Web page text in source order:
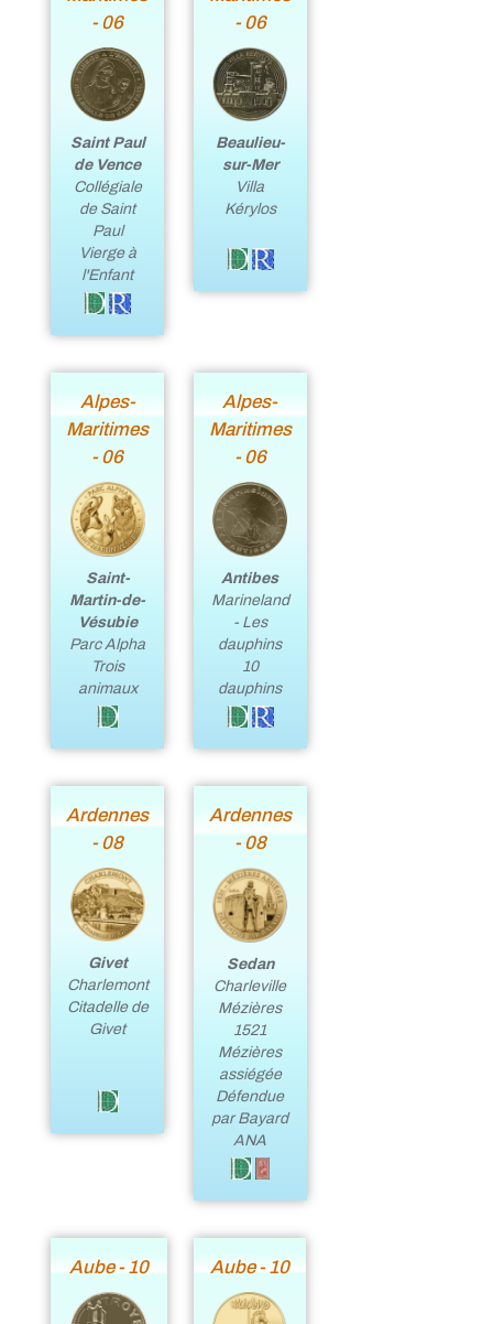
- 06
Saint Paul
de Vence
Collégiale
de Saint
Paul
Vierge à
l'Enfant
- 06
Beaulieu-
sur-Mer
Villa
Kérylos
Alpes-
Maritimes
- 06
Saint-
Martin-de-
Vésubie
Parc Alpha
Trois
animaux
Alpes-
Maritimes
- 06
Antibes
Marineland
- Les
dauphins
10
dauphins
Ardennes
- 08
Givet
Charlemont
Citadelle de
Givet
Ardennes
- 08
Sedan
Charleville
Mézières
1521
Mézières
assiégée
Défendue
par Bayard
ANA
Aube - 10 Aube - 10